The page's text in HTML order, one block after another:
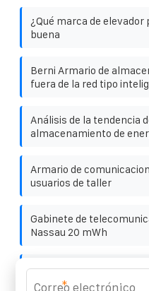
¿Qué marca de
buena
Berni Armario de
fuera de la red tipo
Análisis de la tendencia
almacenamiento de
Armario de
usuarios de taller
Gabinete de
Nassau 20 mWh
Paquete de baterías de
solares de 59 2 V
*